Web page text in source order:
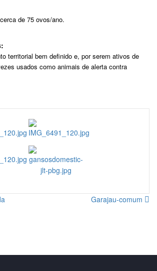
de 75 ovos/ano.
territorial bem definido e, por serem ativos de
usados como animais de alerta contra
Garajau-comum